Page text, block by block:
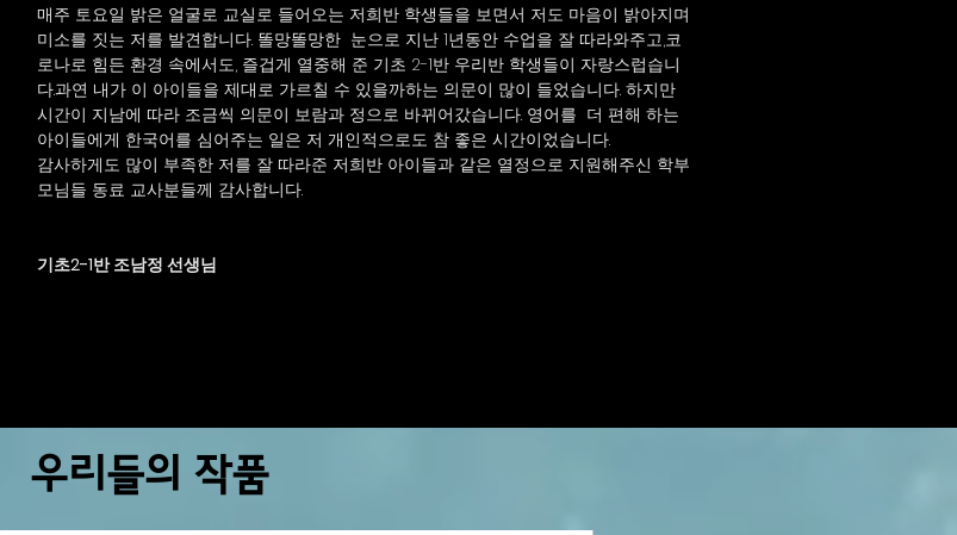
매주 토요일 밝은 얼굴로 교실로 들어오는 저희반 학생들을 보면서 저도 마음이 밝아지며
미소를 짓는 저를 발견합니다. 똘망똘망한 눈으로 지난 1년동안 수업을 잘 따라와주고,코
로나로 힘든 환경 속에서도, 즐겁게 열중해 준 기초 2-1반 우리반 학생들이 자랑스럽습니
다.과연 내가 이 아이들을 제대로 가르칠 수 있을까하는 의문이 많이 들었습니다. 하지만
시간이 지남에 따라 조금씩 의문이 보람과 정으로 바뀌어갔습니다. 영어를 더 편해 하는
아이들에게 한국어를 심어주는 일은 저 개인적으로도 참 좋은 시간이었습니다.
감사하게도 많이 부족한 저를 잘 따라준 저희반 아이들과 같은 열정으로 지원해주신 학부
모님들 동료 교사분들께 감사합니다.
기초2-1반 조남정 선생님
우리들의 작품